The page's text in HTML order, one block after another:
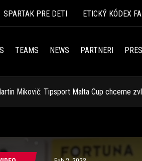
SPARTAK PRE DETI ETICKÝ KÓDEX
TEAMS NEWS PARTNERI
Mikovič: Tipsport Malta Cup chceme